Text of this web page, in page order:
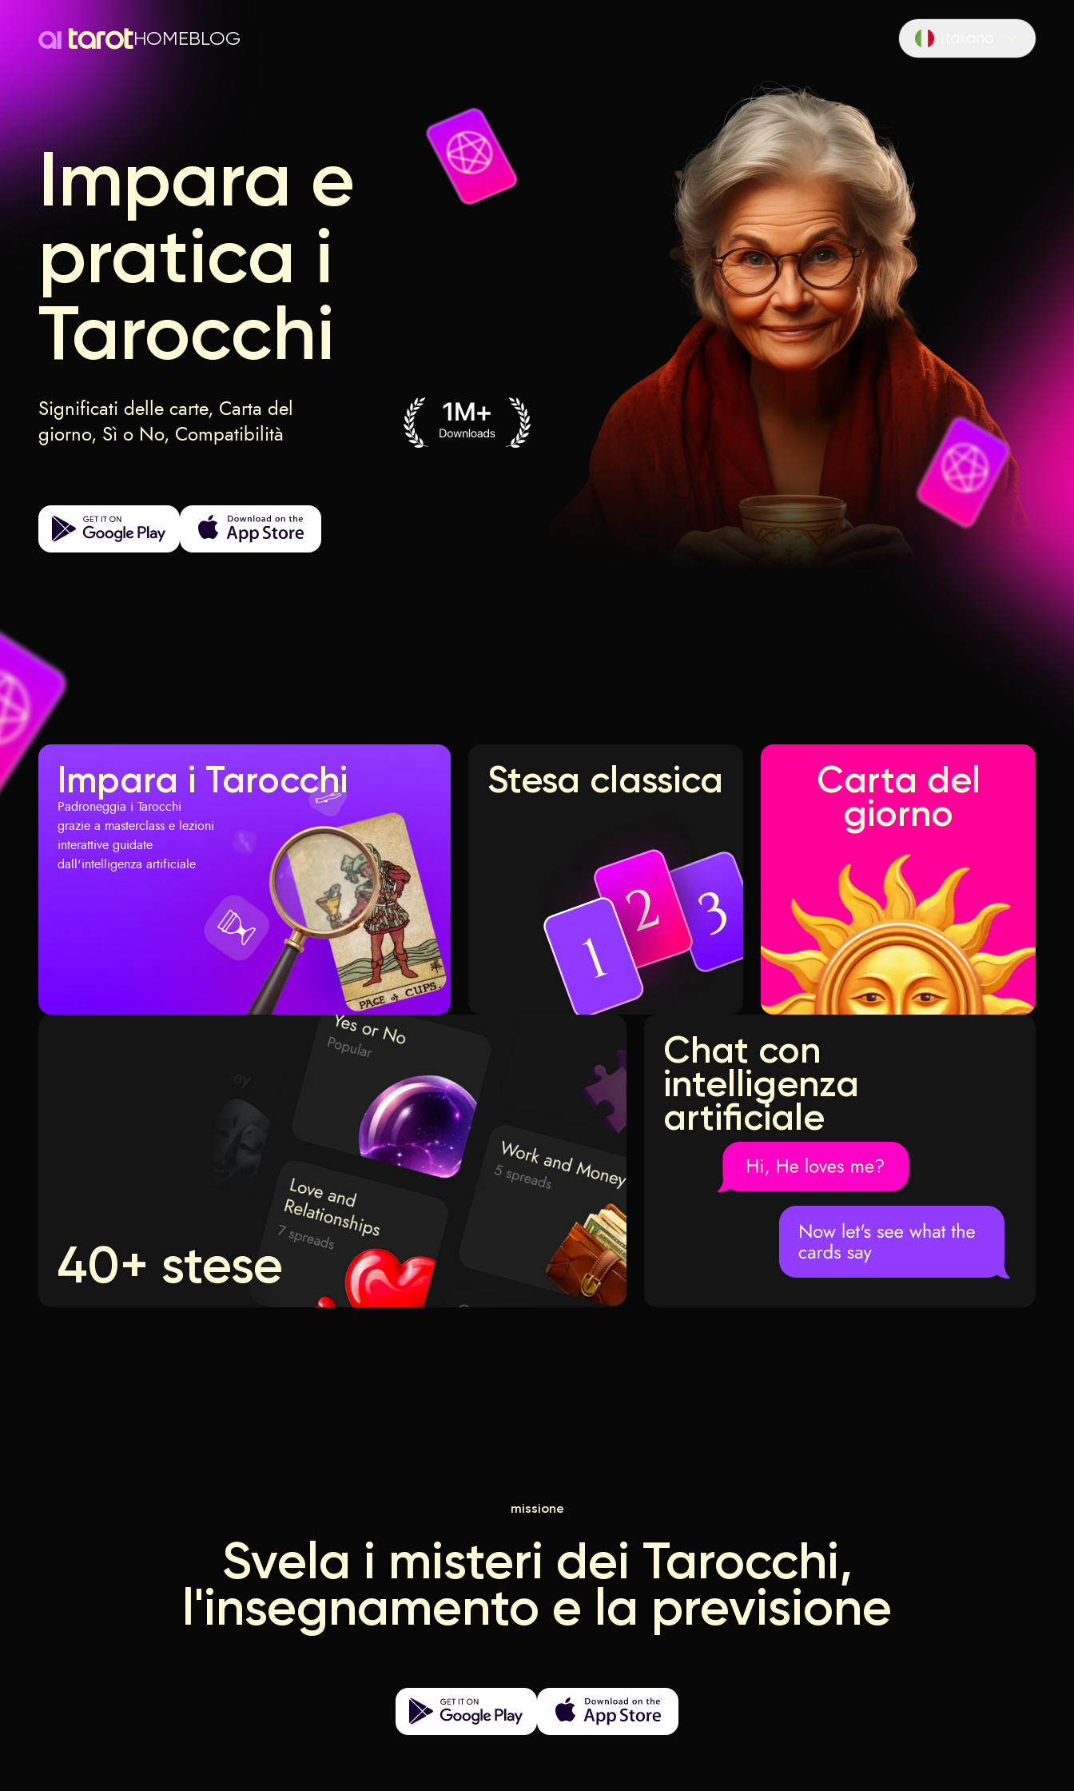
HOMEBLOG Locale switcher
AI Tarot Card Reading – Learn and Practice Tarot App
Impara e
pratica i
Tarocchi
Significati delle carte, Carta del
giorno, Sì o No, Compatibilità
Get it on Google Play Download on the App Store
Impara i Tarocchi
Padroneggia i Tarocchi
grazie a masterclass e lezioni
interattive guidate
dall'intelligenza artificiale
Stesa classica Carta del
giorno
40+ stese
Chat con
intelligenza
artificiale
missione
Svela i misteri dei Tarocchi,
l'insegnamento e la previsione
Get it on Google Play Download on the App Store